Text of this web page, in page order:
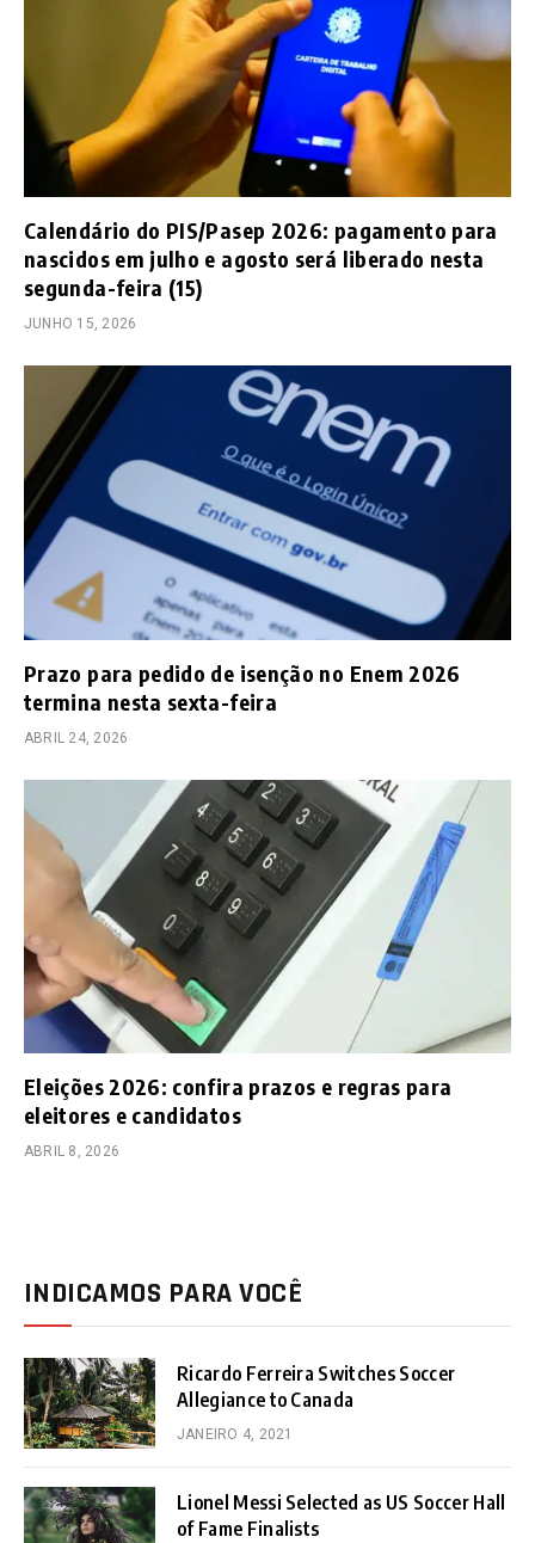
Calendário do PIS/Pasep 2026: pagamento para
nascidos em julho e agosto será liberado nesta
segunda-feira (15)
JUNHO 15, 2026
Prazo para pedido de isenção no Enem 2026
termina nesta sexta-feira
ABRIL 24, 2026
Eleições 2026: confira prazos e regras para
eleitores e candidatos
ABRIL 8, 2026
INDICAMOS PARA VOCÊ
Ricardo Ferreira Switches Soccer
Allegiance to Canada
JANEIRO 4, 2021
Lionel Messi Selected as US Soccer Hall
of Fame Finalists